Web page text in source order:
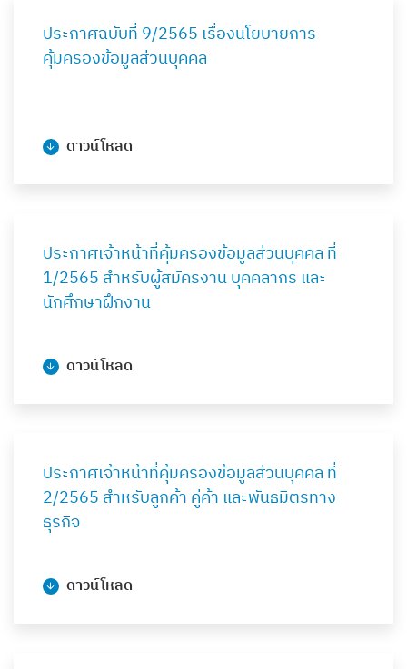
ประกาศฉบับที่ 9/2565 เรื่องนโยบายการ
คุ้มครองข้อมูลส่วนบุคคล
ดาวน์โหลด
ประกาศเจ้าหน้าที่คุ้มครองข้อมูลส่วนบุคคล ที่
1/2565 สำหรับผู้สมัครงาน บุคคลากร และ
นักศึกษาฝึกงาน
ดาวน์โหลด
ประกาศเจ้าหน้าที่คุ้มครองข้อมูลส่วนบุคคล ที่
2/2565 สำหรับลูกค้า คู่ค้า และพันธมิตรทาง
ธุรกิจ
ดาวน์โหลด